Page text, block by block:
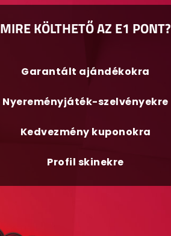
MIRE KÖLTHETŐ AZ E1 PONT?
Garantált ajándékokra
Nyereményjáték-szelvényekre
Kedvezmény kuponokra
Profil skinekre